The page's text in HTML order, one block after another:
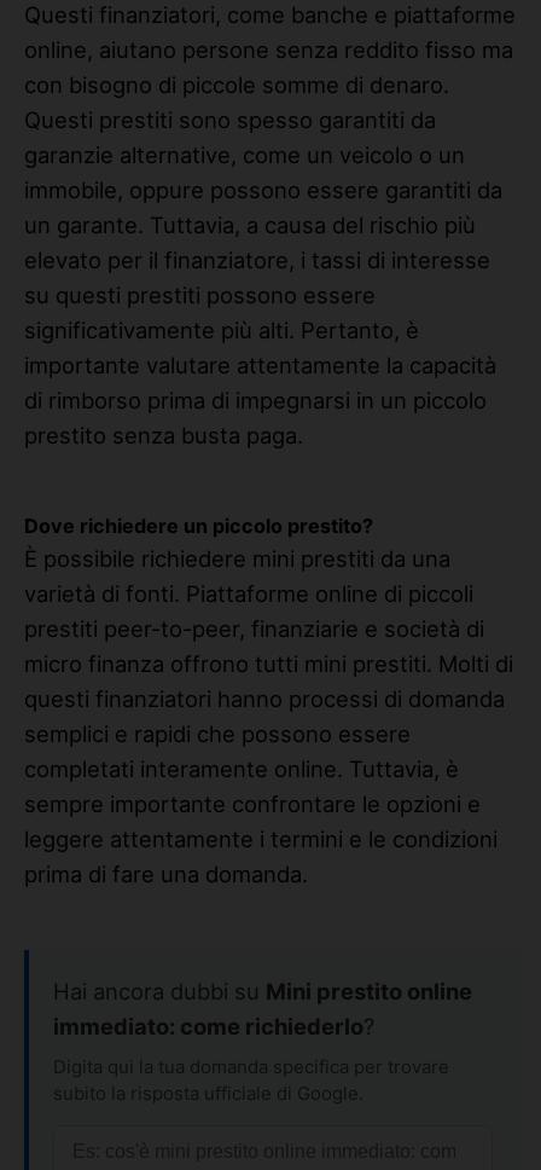
Questi finanziatori, come banche e piattaforme
online, aiutano persone senza reddito fisso ma
con bisogno di piccole somme di denaro.
Questi prestiti sono spesso garantiti da
garanzie alternative, come un veicolo o un
immobile, oppure possono essere garantiti da
un garante. Tuttavia, a causa del rischio più
elevato per il finanziatore, i tassi di interesse
su questi prestiti possono essere
significativamente più alti. Pertanto, è
importante valutare attentamente la capacità
di rimborso prima di impegnarsi in un piccolo
prestito senza busta paga.
Dove richiedere un piccolo prestito?
È possibile richiedere mini prestiti da una
varietà di fonti. Piattaforme online di piccoli
prestiti peer-to-peer, finanziarie e società di
micro finanza offrono tutti mini prestiti. Molti di
questi finanziatori hanno processi di domanda
semplici e rapidi che possono essere
completati interamente online. Tuttavia, è
sempre importante confrontare le opzioni e
leggere attentamente i termini e le condizioni
prima di fare una domanda.
Hai ancora dubbi su Mini prestito online
immediato: come richiederlo?
Digita qui la tua domanda specifica per trovare
subito la risposta ufficiale di Google.